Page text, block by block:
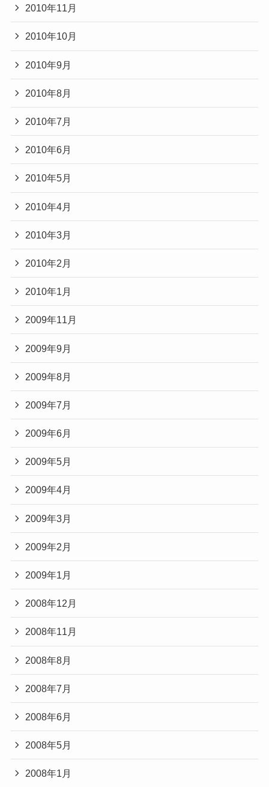
2010年11月
2010年10月
2010年9月
2010年8月
2010年7月
2010年6月
2010年5月
2010年4月
2010年3月
2010年2月
2010年1月
2009年11月
2009年9月
2009年8月
2009年7月
2009年6月
2009年5月
2009年4月
2009年3月
2009年2月
2009年1月
2008年12月
2008年11月
2008年8月
2008年7月
2008年6月
2008年5月
2008年1月